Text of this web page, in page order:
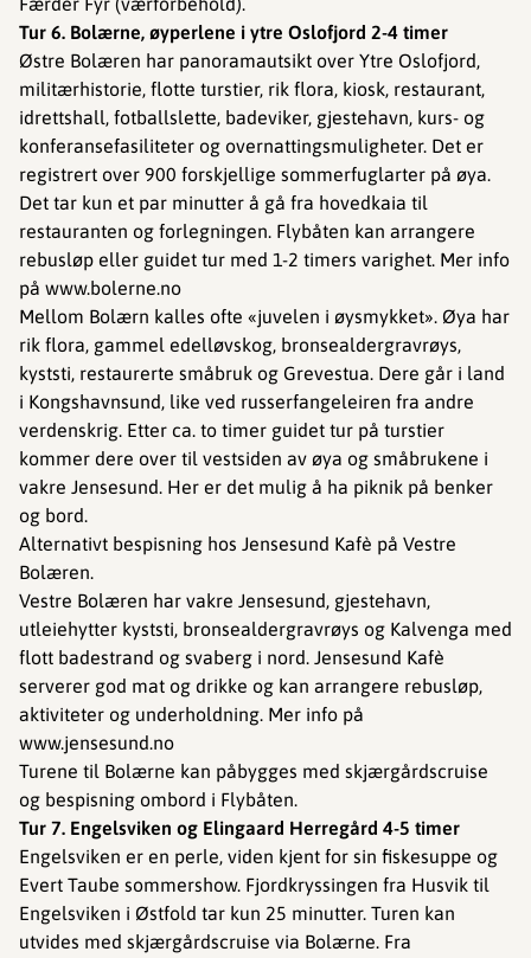
Tur 6. Bolærne, øyperlene i ytre Oslofjord 2-4 timer
Østre Bolæren har panoramautsikt over Ytre Oslofjord,
militærhistorie, flotte turstier, rik flora, kiosk, restaurant,
idrettshall, fotballslette, badeviker, gjestehavn, kurs- og
konferansefasiliteter og overnattingsmuligheter. Det er
registrert over 900 forskjellige sommerfuglarter på øya.
Det tar kun et par minutter å gå fra hovedkaia til
restauranten og forlegningen. Flybåten kan arrangere
rebusløp eller guidet tur med 1-2 timers varighet. Mer info
på www.bolerne.no
Mellom Bolærn kalles ofte «juvelen i øysmykket». Øya har
rik flora, gammel edelløvskog, bronsealdergravrøys,
kyststi, restaurerte småbruk og Grevestua. Dere går i land
i Kongshavnsund, like ved russerfangeleiren fra andre
verdenskrig. Etter ca. to timer guidet tur på turstier
kommer dere over til vestsiden av øya og småbrukene i
vakre Jensesund. Her er det mulig å ha piknik på benker
og bord.
Alternativt bespisning hos Jensesund Kafè på Vestre
Bolæren.
Vestre Bolæren har vakre Jensesund, gjestehavn,
utleiehytter kyststi, bronsealdergravrøys og Kalvenga med
flott badestrand og svaberg i nord. Jensesund Kafè
serverer god mat og drikke og kan arrangere rebusløp,
aktiviteter og underholdning. Mer info på
www.jensesund.no
Turene til Bolærne kan påbygges med skjærgårdscruise
og bespisning ombord i Flybåten.
Tur 7. Engelsviken og Elingaard Herregård 4-5 timer
Engelsviken er en perle, viden kjent for sin fiskesuppe og
Evert Taube sommershow. Fjordkryssingen fra Husvik til
Engelsviken i Østfold tar kun 25 minutter. Turen kan
utvides med skjærgårdscruise via Bolærne. Fra